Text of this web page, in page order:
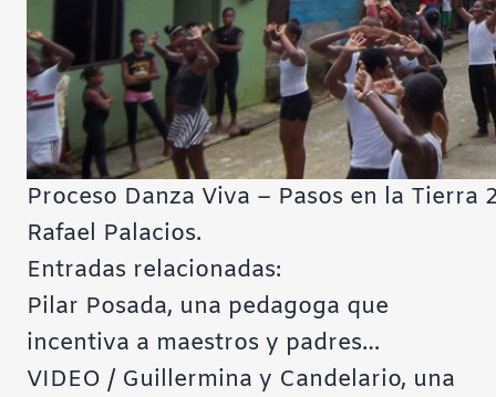
Proceso Danza Viva – Pasos en la
Rafael Palacios.
Entradas relacionadas:
Pilar Posada, una pedagoga que
incentiva a maestros y padres…
VIDEO / Guillermina y Candelario, una